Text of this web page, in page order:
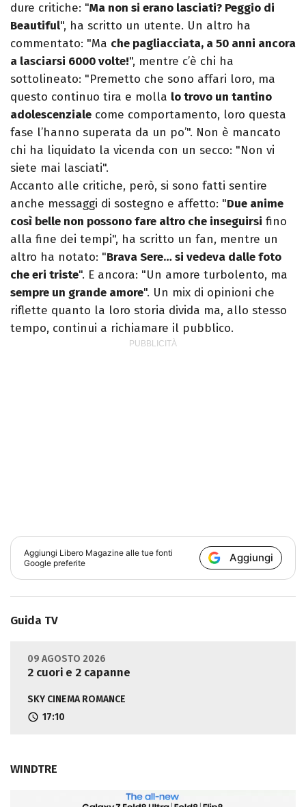
dure critiche: "Ma non si erano lasciati? Peggio di
Beautiful", ha scritto un utente. Un altro ha
commentato: "Ma che pagliacciata, a 50 anni ancora
a lasciarsi 6000 volte!", mentre c’è chi ha
sottolineato: "Premetto che sono affari loro, ma
questo continuo tira e molla lo trovo un tantino
adolescenziale come comportamento, loro questa
fase l’hanno superata da un po’". Non è mancato
chi ha liquidato la vicenda con un secco: "Non vi
siete mai lasciati".
Accanto alle critiche, però, si sono fatti sentire
anche messaggi di sostegno e affetto: "Due anime
così belle non possono fare altro che inseguirsi fino
alla fine dei tempi", ha scritto un fan, mentre un
altro ha notato: "Brava Sere… si vedeva dalle foto
che eri triste". E ancora: "Un amore turbolento, ma
sempre un grande amore". Un mix di opinioni che
riflette quanto la loro storia divida ma, allo stesso
tempo, continui a richiamare il pubblico.
Aggiungi Libero Magazine alle tue fonti
Google preferite
Aggiungi
Guida TV
09 AGOSTO 2026
2 cuori e 2 capanne
SKY CINEMA ROMANCE
17:10
WINDTRE